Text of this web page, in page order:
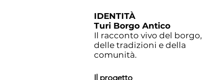
IDENTITÀ
Turi Borgo Antico
Il racconto vivo del borgo,
delle tradizioni e della
comunità.
​Il progetto